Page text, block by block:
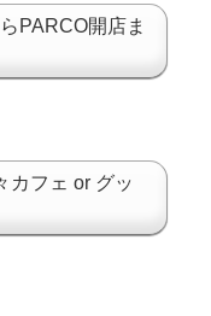
PARCO開店ま
カフェ or グッ